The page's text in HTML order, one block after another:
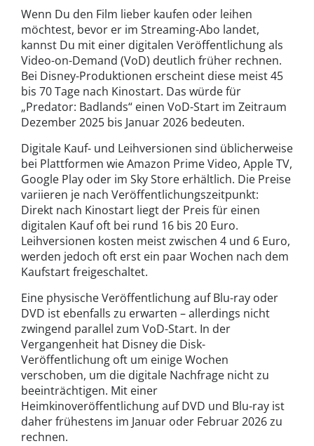
Wenn Du den Film lieber kaufen oder leihen
möchtest, bevor er im Streaming-Abo landet,
kannst Du mit einer digitalen Veröffentlichung als
Video-on-Demand (VoD) deutlich früher rechnen.
Bei Disney-Produktionen erscheint diese meist 45
bis 70 Tage nach Kinostart. Das würde für
„Predator: Badlands“ einen VoD-Start im Zeitraum
Dezember 2025 bis Januar 2026 bedeuten.
Digitale Kauf- und Leihversionen sind üblicherweise
bei Plattformen wie Amazon Prime Video, Apple TV,
Google Play oder im Sky Store erhältlich. Die Preise
variieren je nach Veröffentlichungszeitpunkt:
Direkt nach Kinostart liegt der Preis für einen
digitalen Kauf oft bei rund 16 bis 20 Euro.
Leihversionen kosten meist zwischen 4 und 6 Euro,
werden jedoch oft erst ein paar Wochen nach dem
Kaufstart freigeschaltet.
Eine physische Veröffentlichung auf Blu-ray oder
DVD ist ebenfalls zu erwarten – allerdings nicht
zwingend parallel zum VoD-Start. In der
Vergangenheit hat Disney die Disk-
Veröffentlichung oft um einige Wochen
verschoben, um die digitale Nachfrage nicht zu
beeinträchtigen. Mit einer
Heimkinoveröffentlichung auf DVD und Blu-ray ist
daher frühestens im Januar oder Februar 2026 zu
rechnen.